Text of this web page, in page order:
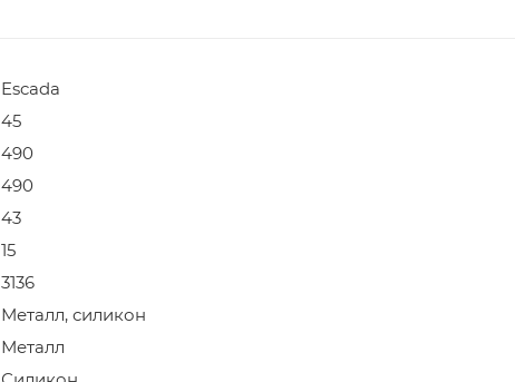
Escada
45
490
490
43
15
3136
Металл, силикон
Металл